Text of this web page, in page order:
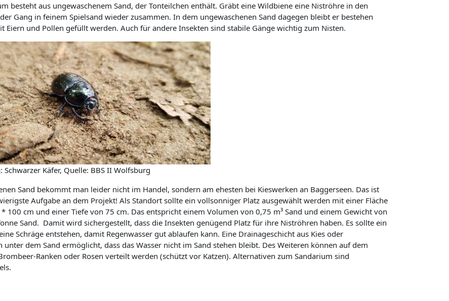
besteht aus ungewaschenem Sand, der Tonteilchen enthält. Gräbt eine Wildbiene eine Niströhre in den
Gang in feinem Spielsand wieder zusammen. In dem ungewaschenen Sand dagegen bleibt er bestehen
Eiern und Pollen gefüllt werden. Auch für andere Insekten sind stabile Gänge wichtig zum Nisten.
Käfer, Quelle: BBS II Wolfsburg
Sand bekommt man leider nicht im Handel, sondern am ehesten bei Kieswerken an Baggerseen. Das ist
Aufgabe an dem Projekt! Als Standort sollte ein vollsonniger Platz ausgewählt werden mit einer Fläche
100 cm und einer Tiefe von 75 cm. Das entspricht einem Volumen von 0,75 m³ Sand und einem Gewicht von
Sand. Damit wird sichergestellt, dass die Insekten genügend Platz für ihre Niströhren haben. Es sollte ein
Schräge entstehen, damit Regenwasser gut ablaufen kann. Eine Drainageschicht aus Kies oder
unter dem Sand ermöglicht, dass das Wasser nicht im Sand stehen bleibt. Des Weiteren können auf dem
Ranken oder Rosen verteilt werden (schützt vor Katzen). Alternativen zum Sandarium sind